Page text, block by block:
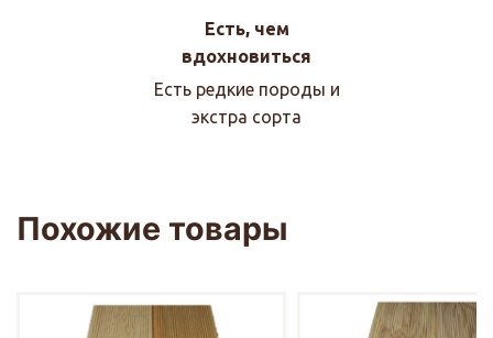
Есть, чем
вдохновиться
Есть редкие породы и
экстра сорта
Похожие товары